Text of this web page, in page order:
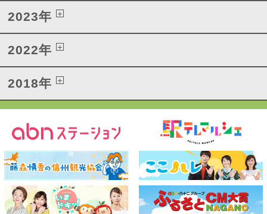
2023年
2022年
2018年